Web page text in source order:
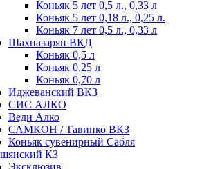
Коньяк 5 лет 0,5 л., 0,33 л
Коньяк 5 лет 0,18 л., 0,25 л.
Коньяк 7 лет 0,5 л., 0,33 л
Шахназарян ВКД
Коньяк 0,5 л
Коньяк 0,25 л
Коньяк 0,70 л
Иджеванский ВКЗ
СИС АЛКО
Веди Алко
САМКОН / Тавинко ВКЗ
Коньяк сувенирный Сабля
КЗ
Эксклюзив